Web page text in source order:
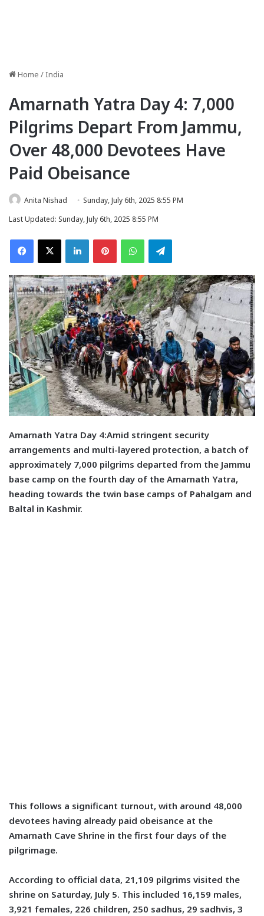
Home /India
Amarnath Yatra Day 4: 7,000
Pilgrims Depart From Jammu,
Over 48,000 Devotees Have
Paid Obeisance
Anita Nishad
Sunday, July 6th, 2025 8:55 PM
Last Updated: Sunday, July 6th, 2025 8:55 PM
Facebook
X LinkedInPinterestWhatsAppTelegram
Amarnath Yatra Day 4:Amid stringent security
arrangements and multi-layered protection, a batch of
approximately 7,000 pilgrims departed from the Jammu
base camp on the fourth day of the Amarnath Yatra,
heading towards the twin base camps of Pahalgam and
Baltal in Kashmir.
This follows a significant turnout, with around 48,000
devotees having already paid obeisance at the
Amarnath Cave Shrine in the first four days of the
pilgrimage.
According to official data, 21,109 pilgrims visited the
shrine on Saturday, July 5. This included 16,159 males,
3,921 females, 226 children, 250 sadhus, 29 sadhvis, 3